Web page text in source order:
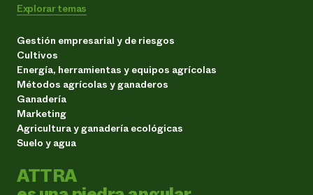
Explorar temas
Gestión empresarial y de riesgos
Cultivos
Energía, herramientas y equipos agrícolas
Métodos agrícolas y ganaderos
Ganadería
Marketing
Agricultura y ganadería ecológicas
Suelo y agua
ATTRA